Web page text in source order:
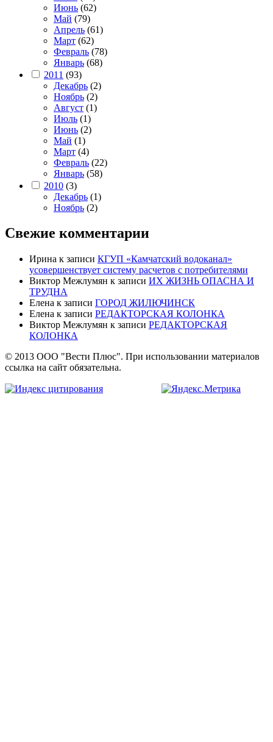
Июнь (62)
Май (79)
Апрель (61)
Март (62)
Февраль (78)
Январь (68)
2011 (93)
Декабрь (2)
Ноябрь (2)
Август (1)
Июль (1)
Июнь (2)
Май (1)
Март (4)
Февраль (22)
Январь (58)
2010 (3)
Декабрь (1)
Ноябрь (2)
Свежие комментарии
Ирина к записи КГУП «Камчатский водоканал»
усовершенствует систему расчетов с потребителями
Виктор Межлумян к записи ИХ ЖИЗНЬ ОПАСНА И
ТРУДНА
Елена к записи ГОРОД ЖИЛЮЧИНСК
Елена к записи РЕДАКТОРСКАЯ КОЛОНКА
Виктор Межлумян к записи РЕДАКТОРСКАЯ
КОЛОНКА
© 2013 ООО "Вести Плюс". При использовании материалов
ссылка на сайт обязательна.